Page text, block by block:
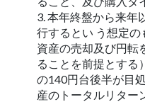
3. 本年終盤から来年
行するとい う想定
資産の売却及び円転
ることを前提とする
の140円台後半が目
産のトータルリター